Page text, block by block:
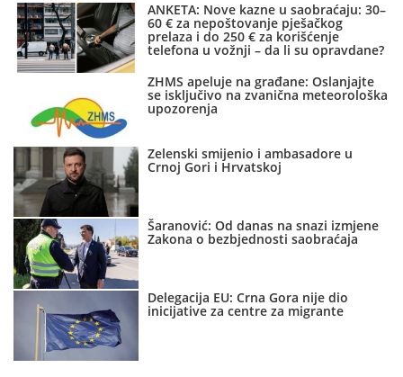
ANKETA: Nove kazne u saobraćaju: 30–
60 € za nepoštovanje pješačkog
prelaza i do 250 € za korišćenje
telefona u vožnji – da li su opravdane?
ZHMS apeluje na građane: Oslanjajte
se isključivo na zvanična meteorološka
upozorenja
Zelenski smijenio i ambasadore u
Crnoj Gori i Hrvatskoj
Šaranović: Od danas na snazi izmjene
Zakona o bezbjednosti saobraćaja
Delegacija EU: Crna Gora nije dio
inicijative za centre za migrante